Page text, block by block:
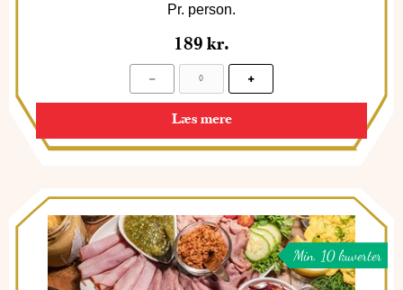
Pr. person.
189 kr.
Læs mere
Min. 10 kuverter